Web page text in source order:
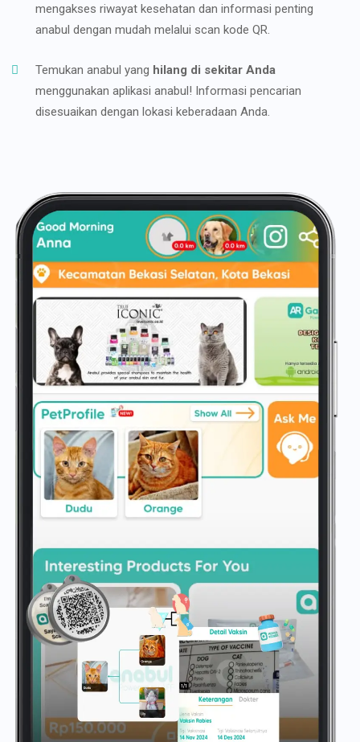
mengakses riwayat kesehatan dan informasi penting
anabul dengan mudah melalui scan kode QR.
Temukan anabul yang hilang di sekitar Anda
menggunakan aplikasi anabul! Informasi pencarian
disesuaikan dengan lokasi keberadaan Anda.